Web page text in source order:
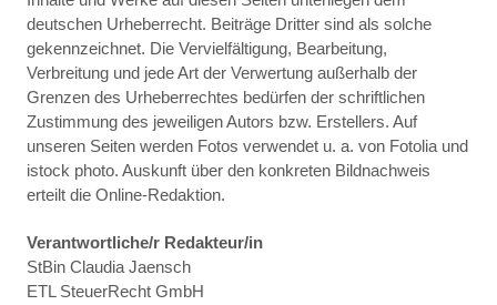
deutschen Urheberrecht. Beiträge Dritter sind als solche
gekennzeichnet. Die Vervielfältigung, Bearbeitung,
Verbreitung und jede Art der Verwertung außerhalb der
Grenzen des Urheberrechtes bedürfen der schriftlichen
Zustimmung des jeweiligen Autors bzw. Erstellers. Auf
unseren Seiten werden Fotos verwendet u. a. von Fotolia und
istock photo. Auskunft über den konkreten Bildnachweis
erteilt die Online-Redaktion.
Verantwortliche/r Redakteur/in
StBin Claudia Jaensch
ETL SteuerRecht GmbH